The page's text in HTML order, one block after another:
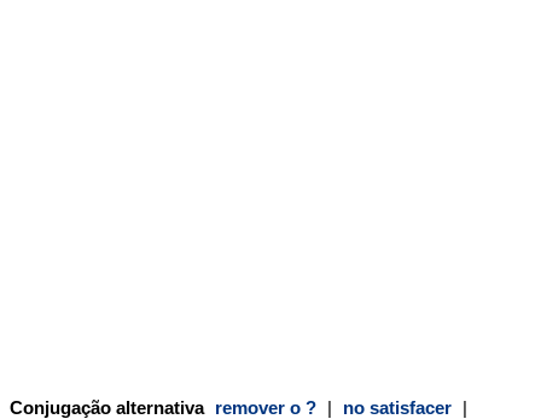
Conjugação alternativa remover o ? | no satisfacer |